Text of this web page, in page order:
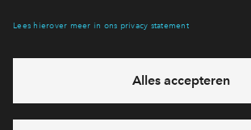
eventuele projecten
Ja, ik wil mij aanmelden